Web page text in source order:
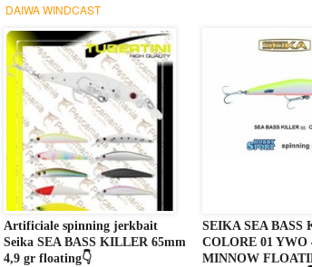
DAIWA WINDCAST
Artificiale spinning jerkbait
Seika SEA BASS KILLER 65mm
4,9 gr floating👇
SEIKA SEA BASS
COLORE 01 YWO
MINNOW